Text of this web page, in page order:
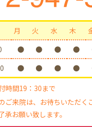
月 火 水 木
● ● ● ●
● ● ● ●
時間19：30まで
ご来院は、お待ちいただく
承お願い致します。